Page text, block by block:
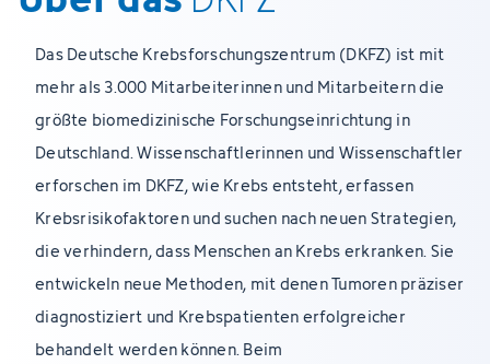
Das Deutsche Krebsforschungszentrum (DKFZ) ist mit
mehr als 3.000 Mitarbeiterinnen und Mitarbeitern die
größte biomedizinische Forschungseinrichtung in
Deutschland. Wissenschaftlerinnen und Wissenschaftler
erforschen im DKFZ, wie Krebs entsteht, erfassen
Krebsrisikofaktoren und suchen nach neuen Strategien,
die verhindern, dass Menschen an Krebs erkranken. Sie
entwickeln neue Methoden, mit denen Tumoren präziser
diagnostiziert und Krebspatienten erfolgreicher
behandelt werden können. Beim